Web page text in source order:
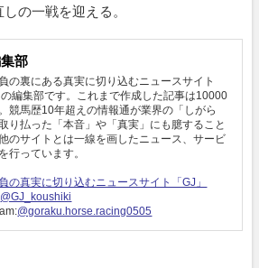
の一戦を迎える。
部
の裏にある真実に切り込むニュースサイト
の編集部です。これまで作成した記事は10000
競馬歴10年超えの情報通が業界の「しがら
り払った「本音」や「真実」にも臆すること
のサイトとは一線を画したニュース、サービ
行っています。
の真実に切り込むニュースサイト「GJ」
@GJ_koushiki
@goraku.horse.racing0505